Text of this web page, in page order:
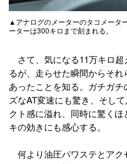
▲アナログのメーターのタコメータ
ーターは300キロまで刻まれる。
さて、気になる11万キロ
るが、走らせた瞬間からそ
あったことを知る。ガチガ
ズなAT変速にも驚き、そし
クト感に溢れ、同時に驚く
キの効きにも感心する。
何より油圧パワステとアク